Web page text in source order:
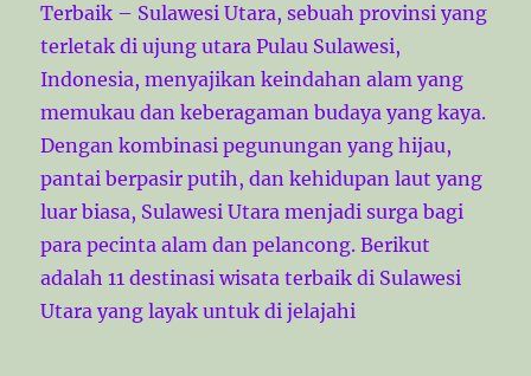
Terbaik – Sulawesi Utara, sebuah provinsi yang
terletak di ujung utara Pulau Sulawesi,
Indonesia, menyajikan keindahan alam yang
memukau dan keberagaman budaya yang kaya.
Dengan kombinasi pegunungan yang hijau,
pantai berpasir putih, dan kehidupan laut yang
luar biasa, Sulawesi Utara menjadi surga bagi
para pecinta alam dan pelancong. Berikut
adalah 11 destinasi wisata terbaik di Sulawesi
Utara yang layak untuk di jelajahi